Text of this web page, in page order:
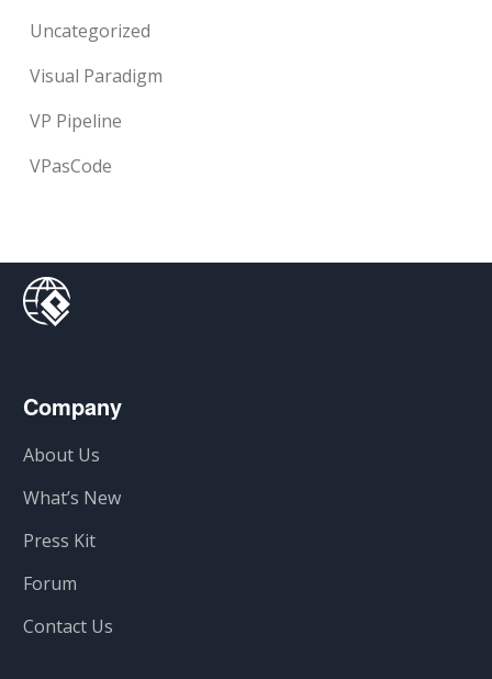
Uncategorized
Visual Paradigm
VP Pipeline
VPasCode
Company
About Us
What’s New
Press Kit
Forum
Contact Us